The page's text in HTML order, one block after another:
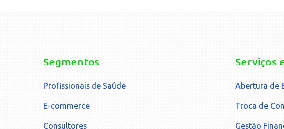
Segmentos
Profissionais de Saúde
E-commerce
Consultores
Serviços
Abertura de
Troca de
Gestão